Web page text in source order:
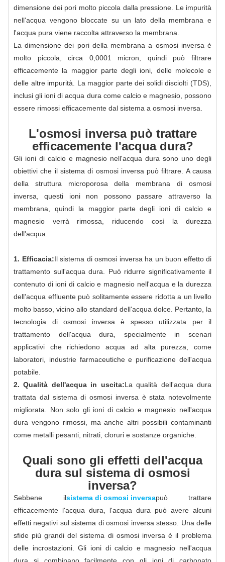
dimensione dei pori molto piccola dalla pressione. Le impurità
nell'acqua vengono bloccate su un lato della membrana e
l'acqua pura viene raccolta attraverso la membrana.
La dimensione dei pori della membrana a osmosi inversa è
molto piccola, circa 0,0001 micron, quindi può filtrare
efficacemente la maggior parte degli ioni, delle molecole e
delle altre impurità. La maggior parte dei solidi disciolti (TDS),
inclusi gli ioni di acqua dura come calcio e magnesio, possono
essere rimossi efficacemente dal sistema a osmosi inversa.
L'osmosi inversa può trattare
efficacemente l'acqua dura?
Gli ioni di calcio e magnesio nell'acqua dura sono uno degli
obiettivi che il sistema di osmosi inversa può filtrare. A causa
della struttura microporosa della membrana di osmosi
inversa, questi ioni non possono passare attraverso la
membrana, quindi la maggior parte degli ioni di calcio e
magnesio verrà rimossa, riducendo così la durezza
dell'acqua.
1. Efficacia:Il sistema di osmosi inversa ha un buon effetto di
trattamento sull'acqua dura. Può ridurre significativamente il
contenuto di ioni di calcio e magnesio nell'acqua e la durezza
dell'acqua effluente può solitamente essere ridotta a un livello
molto basso, vicino allo standard dell'acqua dolce. Pertanto, la
tecnologia di osmosi inversa è spesso utilizzata per il
trattamento dell'acqua dura, specialmente in scenari
applicativi che richiedono acqua ad alta purezza, come
laboratori, industrie farmaceutiche e purificazione dell'acqua
potabile.
2. Qualità dell'acqua in uscita:La qualità dell'acqua dura
trattata dal sistema di osmosi inversa è stata notevolmente
migliorata. Non solo gli ioni di calcio e magnesio nell'acqua
dura vengono rimossi, ma anche altri possibili contaminanti
come metalli pesanti, nitrati, cloruri e sostanze organiche.
Quali sono gli effetti dell'acqua
dura sul sistema di osmosi
inversa?
Sebbene ilsistema di osmosi inversapuò trattare
efficacemente l'acqua dura, l'acqua dura può avere alcuni
effetti negativi sul sistema di osmosi inversa stesso. Una delle
sfide più grandi del sistema di osmosi inversa è il problema
delle incrostazioni. Gli ioni di calcio e magnesio nell'acqua